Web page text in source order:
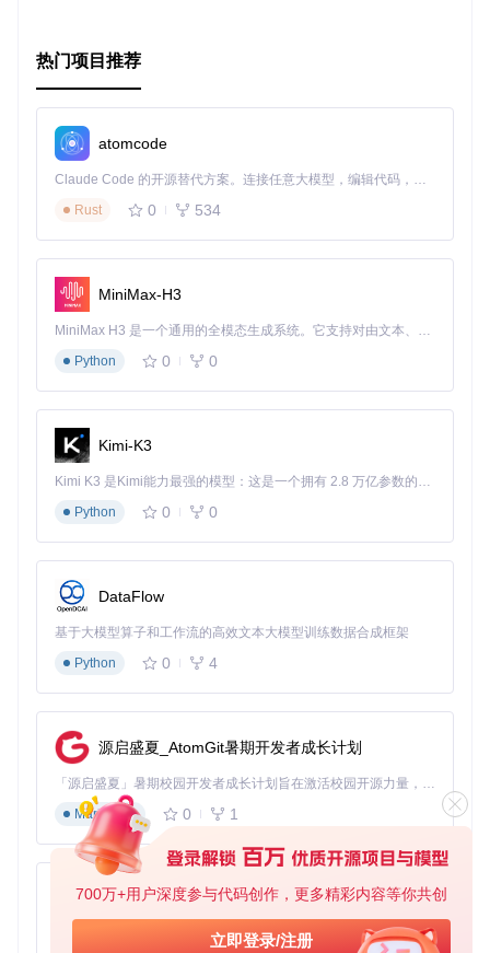
700万+用户深度参与代码创作，更多精彩内容等你共创
立即登录/注册
# 或者安装开发版
if (!requireNamespace("remotes", quietly = TRUE))
    install.packages(
remotes::install_github(
@ARTICLE{signac,
title     = "Single-cell chromatin state analysis with
author    = "Stuart, Tim and Srivastava, Avi and
               Caleb A and Satija, Rahul",
  journal   = "Nat. Methods",
  pages     = "1--9",
  language  = "en"
了解更多关于Signac的信息，请访问
热门项目推荐
atomcode
Claude Code 的开源替代方案。连接任意大模型，编辑代码，运行命令，自动验证 — 全自动执行。用 Rust 构建，极致性能。 ｜ An open-source alternative to Claude Code. Connect any LLM, edit code, run commands, and verify changes — autonomously. Built in Rust for speed. Get Started
Rust
0 534
MiniMax-H3
MiniMax H3 是一个通用的全模态生成系统。它支持对由文本、图像、视频和音频组成的多模态上下文进行统一理解，并能生成分辨率高达 2K、时长可达 15 秒的带原生立体声音频的视频。得益于面向任务泛化的系统设计，H3 在预训练阶段就已具备广泛的多模态上下文理解与生成能力，能够出色地执行复杂的多模态指令。
Python
0 0
Kimi-K3
Kimi K3 是Kimi能力最强的模型：这是一个拥有 2.8 万亿参数的混合专家（MoE）模型，具备原生视觉理解能力，并支持 100 万 token 的上下文窗口。
Python
0 0
DataFlow
基于大模型算子和工作流的高效文本大模型训练数据合成框架
Python
0 4
源启盛夏_AtomGit暑期开发者成长计划
「源启盛夏」暑期校园开发者成长计划旨在激活校园开源力量，通过积分激励、认证扶持、资源倾斜等形式，引导高校组织和开发者完成「入驻 — 建项目 — 做贡献 — 获认证 — 得资源」的完整闭环。无论你是想带领社团入驻平台的组织者，还是希望用代码贡献证明自己的开发者，都能在这里找到属于你的成长路径。
Markdown
0 1
py-xiaozhi
基于Python的Xiaozhi AI，适用于想要完整Xiaozhi体验而无需拥有专用硬件的用户。